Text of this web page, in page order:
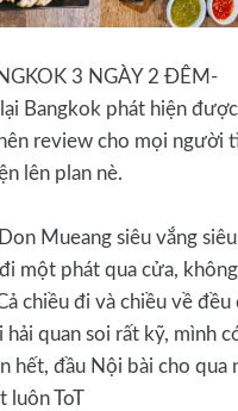
3 NGÀY 2 ĐÊM-
Bangkok phát hiện
review cho mọi người
lên plan nè.
Mueang siêu vắng
một phát qua cửa,
chiều đi và chiều về đều
quan soi rất kỹ, mình
hết, đầu Nội bài cho qua
luôn ToT